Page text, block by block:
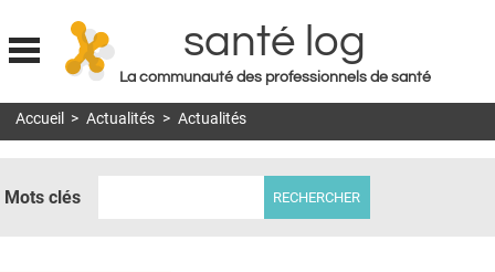
Jump to navigation
santé log
La communauté des professionnels de santé
MON COMPTE
Accueil > Actualités > Actualités
Mots clés